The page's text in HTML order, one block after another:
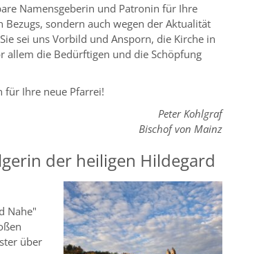
Namensgeberin und Patronin für Ihre
sondern auch wegen der Aktualität
sei uns Vorbild und Ansporn, die Kirche in
allem die Bedürftigen und die Schöpfung
für Ihre neue Pfarrei!
Peter Kohlgraf
Bischof von Mainz
der heiligen Hildegard
Nahe"
über